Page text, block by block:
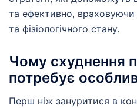
та ефективно, враховуючи
та фізіологічного стану.
Чому схуднення
потребує
Перш ніж зануритися в